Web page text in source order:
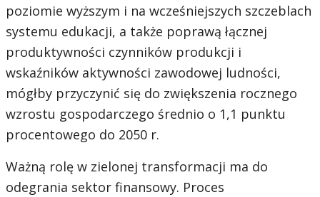
poziomie wyższym i na wcześniejszych szczeblach
systemu edukacji, a także poprawą łącznej
produktywności czynników produkcji i
wskaźników aktywności zawodowej ludności,
mógłby przyczynić się do zwiększenia rocznego
wzrostu gospodarczego średnio o 1,1 punktu
procentowego do 2050 r.
Ważną rolę w zielonej transformacji ma do
odegrania sektor finansowy. Proces